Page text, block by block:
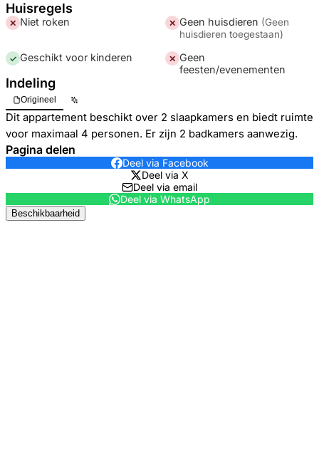
Huisregels
✕ Niet roken ✕ Geen huisdieren (Geen
huisdieren toegestaan)
✓ Geschikt voor kinderen ✕ Geen
feesten/evenementen
Indeling
Origineel
Dit appartement beschikt over 2 slaapkamers en biedt ruimte
voor maximaal 4 personen. Er zijn 2 badkamers aanwezig.
Pagina delen
Deel via Facebook
Deel via X
Deel via email
Deel via WhatsApp
Beschikbaarheid